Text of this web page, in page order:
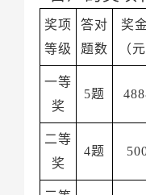
等级 题数 （元
奖
5题
奖
4题